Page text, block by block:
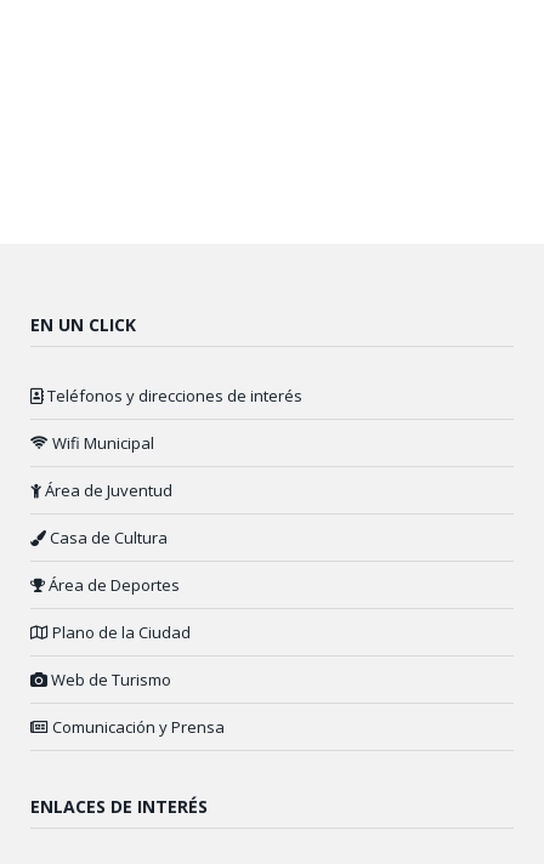
EN UN CLICK
Teléfonos y direcciones de interés
Wifi Municipal
Área de Juventud
Casa de Cultura
Área de Deportes
Plano de la Ciudad
Web de Turismo
Comunicación y Prensa
ENLACES DE INTERÉS